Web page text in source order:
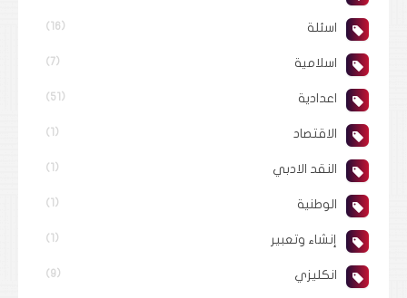
اسئلة (16)
اسلامية (7)
اعدادية (51)
الاقتصاد (1)
النقد الادبي (1)
الوطنية (1)
إنشاء وتعبير (1)
انكليزي (9)